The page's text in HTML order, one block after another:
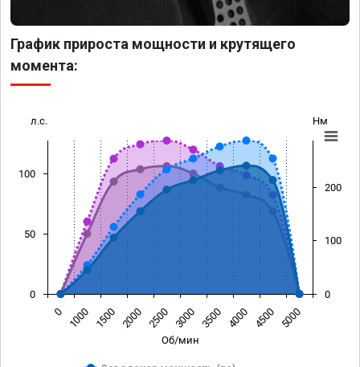
График прироста мощности и крутящего
момента:
Об/мин
л.с. Нм
0 1000 1500 2000 2500 3000 3500 4000 4500 5000
0
50
100
0
100
200